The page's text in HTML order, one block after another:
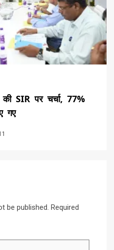
SIR पर चर्चा, 77%
गए
be published. Required